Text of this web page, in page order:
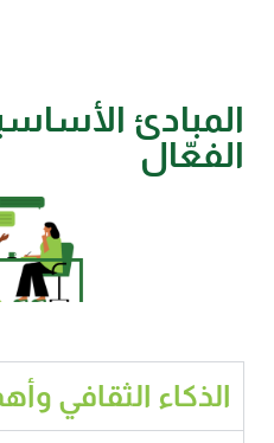
المبادئ
الفعّال
الذكاء الثقافي